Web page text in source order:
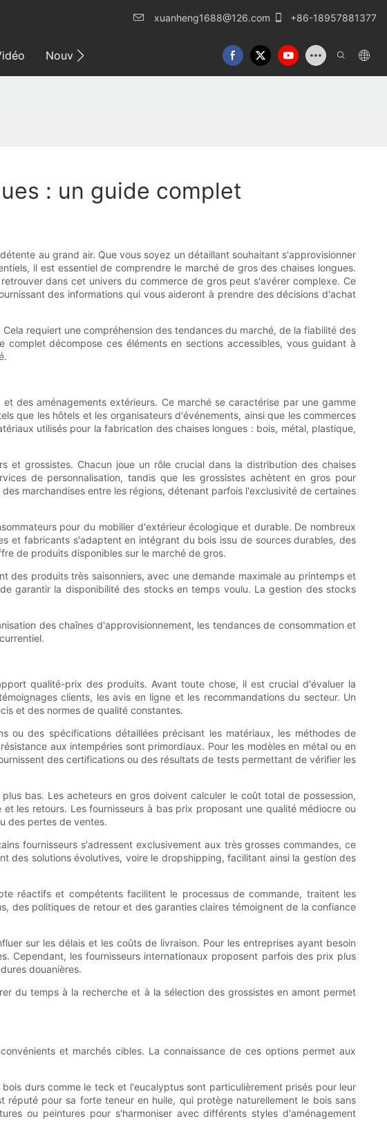
xuanheng1688@126.com +86-18957881377
Nouvelles
: un guide complet
au grand air. Que vous soyez un détaillant souhaitant s'approvisionner
il est essentiel de comprendre le marché de gros des chaises longues.
dans cet univers du commerce de gros peut s'avérer complexe. Ce
des informations qui vous aideront à prendre des décisions d'achat
requiert une compréhension des tendances du marché, de la fiabilité des
décompose ces éléments en sections accessibles, vous guidant à
des aménagements extérieurs. Ce marché se caractérise par une gamme
que les hôtels et les organisateurs d'événements, ainsi que les commerces
utilisés pour la fabrication des chaises longues : bois, métal, plastique,
et grossistes. Chacun joue un rôle crucial dans la distribution des chaises
de personnalisation, tandis que les grossistes achètent en gros pour
marchandises entre les régions, détenant parfois l'exclusivité de certaines
pour du mobilier d'extérieur écologique et durable. De nombreux
et fabricants s'adaptent en intégrant du bois issu de sources durables, des
de produits disponibles sur le marché de gros.
des produits très saisonniers, avec une demande maximale au printemps et
garantir la disponibilité des stocks en temps voulu. La gestion des stocks
des chaînes d'approvisionnement, les tendances de consommation et
qualité-prix des produits. Avant toute chose, il est crucial d'évaluer la
clients, les avis en ligne et les recommandations du secteur. Un
et des normes de qualité constantes.
des spécifications détaillées précisant les matériaux, les méthodes de
aux intempéries sont primordiaux. Pour les modèles en métal ou en
des certifications ou des résultats de tests permettant de vérifier les
bas. Les acheteurs en gros doivent calculer le coût total de possession,
les retours. Les fournisseurs à bas prix proposant une qualité médiocre ou
des pertes de ventes.
fournisseurs s'adressent exclusivement aux très grosses commandes, ce
des solutions évolutives, voire le dropshipping, facilitant ainsi la gestion des
réactifs et compétents facilitent le processus de commande, traitent les
des politiques de retour et des garanties claires témoignent de la confiance
sur les délais et les coûts de livraison. Pour les entreprises ayant besoin
Cependant, les fournisseurs internationaux proposent parfois des prix plus
douanières.
du temps à la recherche et à la sélection des grossistes en amont permet
et marchés cibles. La connaissance de ces options permet aux
durs comme le teck et l'eucalyptus sont particulièrement prisés pour leur
pour sa forte teneur en huile, qui protège naturellement le bois sans
ou peintures pour s'harmoniser avec différents styles d'aménagement